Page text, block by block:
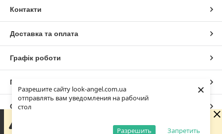
Разрешите сайту look-angel.com.ua
отправлять вам уведомления на рабочий
стол
Запретить
Разрешить
×
Контакти
Доставка та оплата
Графік роботи
Повна версія сайту
Сайт створено на маркетплейсі
Політика конфіденційності
повідомлення будуть оброблені з 10:00 найближчого